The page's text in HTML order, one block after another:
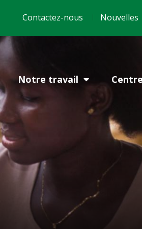
Header
menu
Contactez-nous Nouvelles
Notre travail